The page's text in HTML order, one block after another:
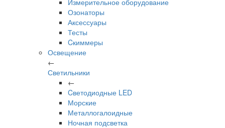
Измерительное оборудование
Озонаторы
Аксессуары
Тесты
Cкиммеры
Освещение
←
Светильники
←
Cветодиодные LED
Морские
Металлогалоидные
Ночная подсветка